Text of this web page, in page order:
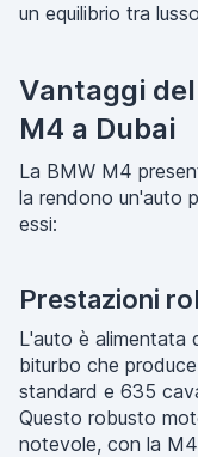
un equilibrio tra
Vantaggi
M4 a Dubai
La BMW M4
la rendono un'auto
essi:
Prestazioni
L'auto è alimentata
biturbo che
standard e 635
Questo robusto
notevole, con la